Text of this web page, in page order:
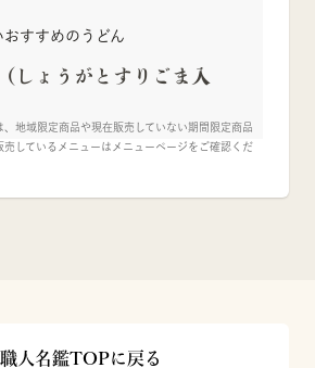
すすめのうどん
しょうがとすりごま入
、地域限定商品や現在販売していない期間限定商品
売しているメニューはメニューページをご確認くだ
人名鑑TOPに戻る